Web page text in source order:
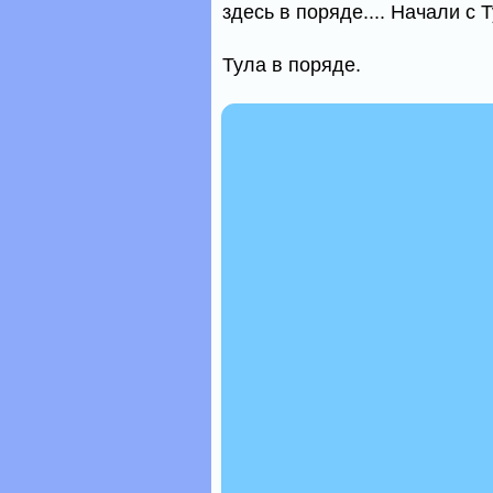
здесь в поряде.... Начали с
Тула в поряде.